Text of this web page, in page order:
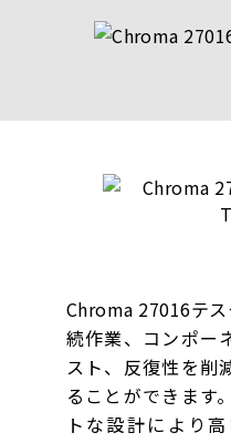
Chroma 27016テ
続作業、コンポー
スト、反復性を削
ることができます
トな設計により